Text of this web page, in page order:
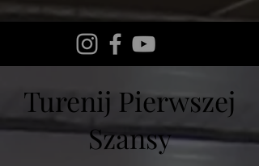
Turenij Pierwszej
Szansy